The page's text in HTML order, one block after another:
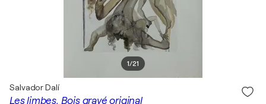
1/21
Les limbes, Bois gravé original
Salvador Dalí